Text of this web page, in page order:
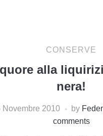
CONSERVE
alla
nera!
Novembre 2010 by
comments